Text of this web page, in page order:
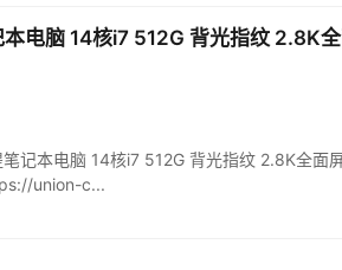
电脑 14核i7 512G 背光指纹 2.8K
记本电脑 14核i7 512G 背光指纹 2.8K全
union-c...